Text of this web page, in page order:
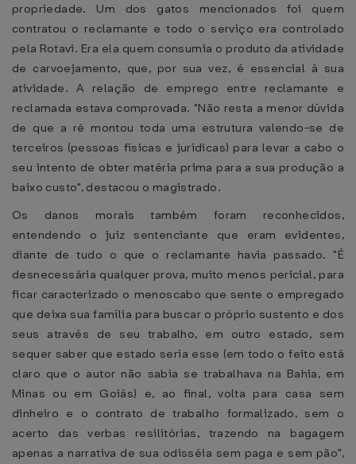
propriedade. Um dos gatos mencionados foi quem
contratou o reclamante e todo o serviço era controlado
pela Rotavi. Era ela quem consumia o produto da atividade
de carvoejamento, que, por sua vez, é essencial à sua
atividade. A relação de emprego entre reclamante e
reclamada estava comprovada. "Não resta a menor dúvida
de que a ré montou toda uma estrutura valendo-se de
terceiros (pessoas físicas e jurídicas) para levar a cabo o
seu intento de obter matéria prima para a sua produção a
baixo custo", destacou o magistrado.
Os danos morais também foram reconhecidos,
entendendo o juiz sentenciante que eram evidentes,
diante de tudo o que o reclamante havia passado. "É
desnecessária qualquer prova, muito menos pericial, para
ficar caracterizado o menoscabo que sente o empregado
que deixa sua família para buscar o próprio sustento e dos
seus através de seu trabalho, em outro estado, sem
sequer saber que estado seria esse (em todo o feito está
claro que o autor não sabia se trabalhava na Bahia, em
Minas ou em Goiás) e, ao final, volta para casa sem
dinheiro e o contrato de trabalho formalizado, sem o
acerto das verbas resilitórias, trazendo na bagagem
apenas a narrativa de sua odisséia sem paga e sem pão",